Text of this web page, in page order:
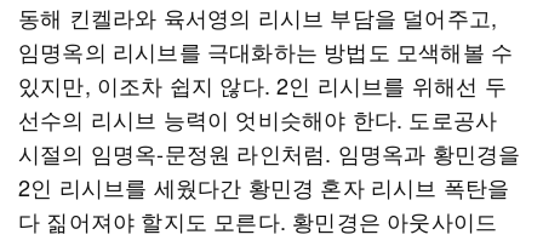
동해 킨켈라와 육서영의 리시브 부담을 덜어주고,
임명옥의 리시브를 극대화하는 방법도 모색해볼 수
있지만, 이조차 쉽지 않다. 2인 리시브를 위해선 두
선수의 리시브 능력이 엇비슷해야 한다. 도로공사
시절의 임명옥-문정원 라인처럼. 임명옥과 황민경을
2인 리시브를 세웠다간 황민경 혼자 리시브 폭탄을
다 짊어져야 할지도 모른다. 황민경은 아웃사이드